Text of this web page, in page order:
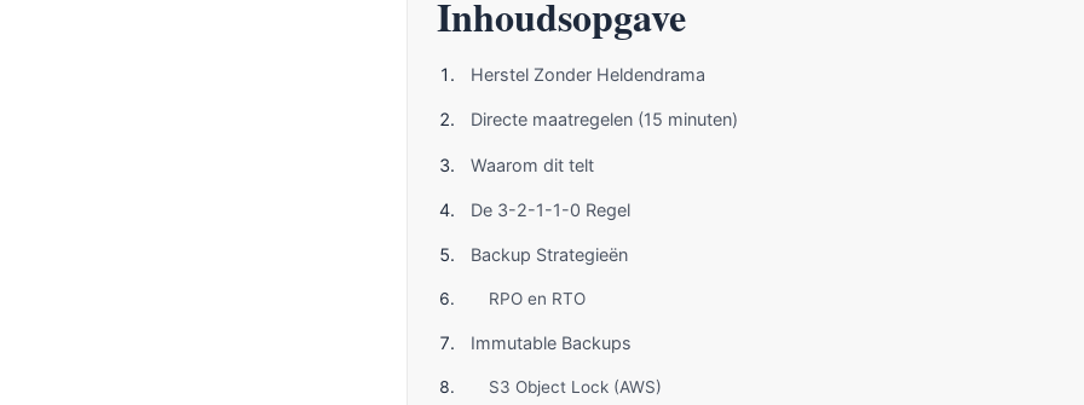
Inhoudsopgave
Herstel Zonder Heldendrama
Directe maatregelen (15 minuten)
Waarom dit telt
De 3-2-1-1-0 Regel
Backup Strategieën
RPO en RTO
Immutable Backups
S3 Object Lock (AWS)